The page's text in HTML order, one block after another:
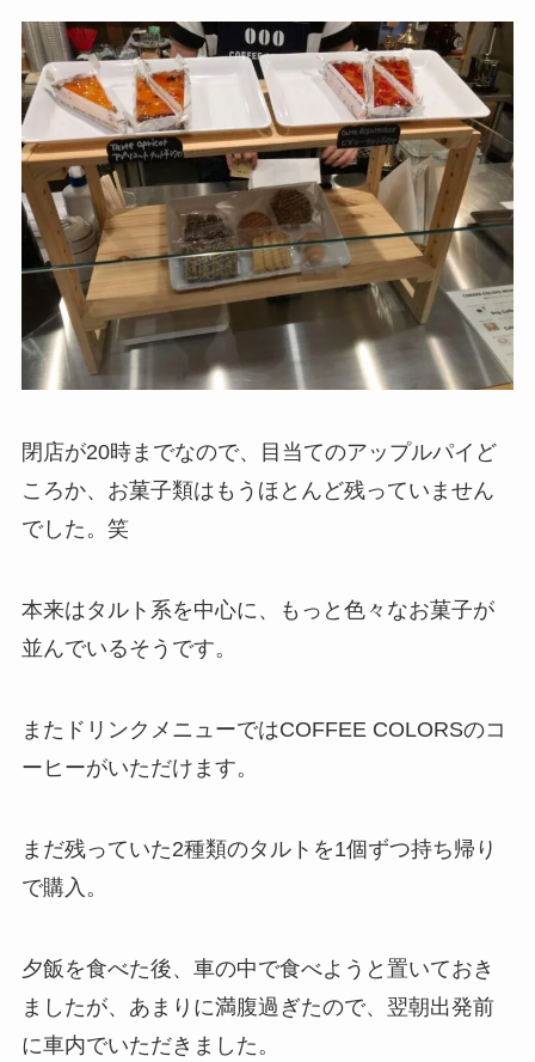
閉店が20時までなので、目当てのアップルパイど
ころか、お菓子類はもうほとんど残っていません
でした。笑
本来はタルト系を中心に、もっと色々なお菓子が
並んでいるそうです。
またドリンクメニューではCOFFEE COLORSのコ
ーヒーがいただけます。
まだ残っていた2種類のタルトを1個ずつ持ち帰り
で購入。
夕飯を食べた後、車の中で食べようと置いておき
ましたが、あまりに満腹過ぎたので、翌朝出発前
に車内でいただきました。